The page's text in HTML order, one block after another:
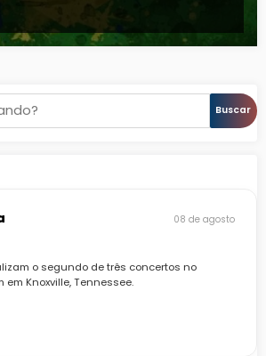
Buscar
08 de agosto
o segundo de três concertos no
em Knoxville, Tennessee.